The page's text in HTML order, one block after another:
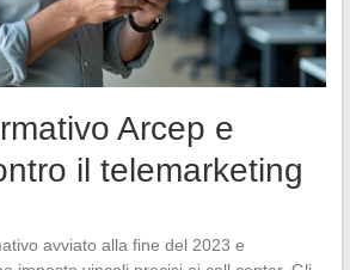
Arcep e
il telemarketing
avviato alla fine del 2023 e